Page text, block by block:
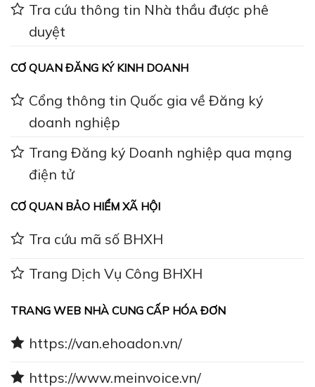
Tra cứu thông tin Nhà thầu được phê
duyệt
CƠ QUAN ĐĂNG KÝ KINH DOANH
Cổng thông tin Quốc gia về Đăng ký
doanh nghiệp
Trang Đăng ký Doanh nghiệp qua mạng
điện tử
CƠ QUAN BẢO HIỂM XÃ HỘI
Tra cứu mã số BHXH
Trang Dịch Vụ Công BHXH
TRANG WEB NHÀ CUNG CẤP HÓA ĐƠN
https://van.ehoadon.vn/
https://www.meinvoice.vn/